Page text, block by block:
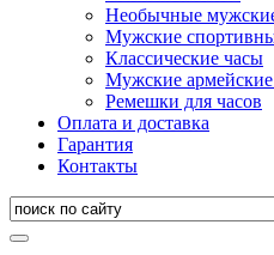
Необычные
Мужские
Классические часы
Мужские
Ремешки для часов
Оплата и доставка
Гарантия
Контакты